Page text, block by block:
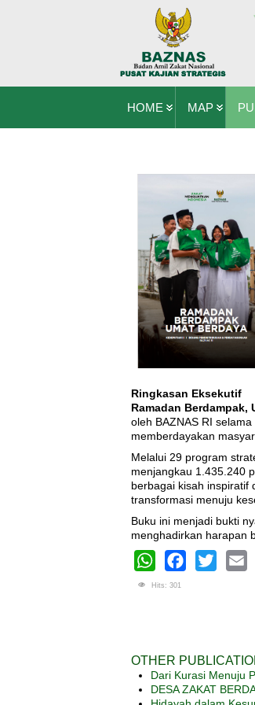
HOME MAP
Ringkasan Eksekutif
Ramadan Berdampak,
oleh BAZNAS RI
memberdayakan
Melalui 29 program
menjangkau 1.435.240
berbagai kisah inspiratif
transformasi menuju
Buku ini menjadi bukti
menghadirkan harapan
WhatsAppFacebook
Hits: 301
OTHER
Dari Kurasi Menuju
DESA ZAKAT